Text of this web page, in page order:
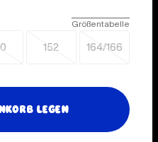
Größentabelle
152
Ausverkauft
164/166
legen